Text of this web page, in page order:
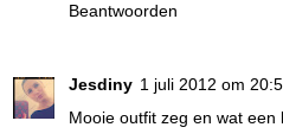
Beantwoorden
Jesdiny 1 juli 2012 om
Mooie outfit zeg en wat